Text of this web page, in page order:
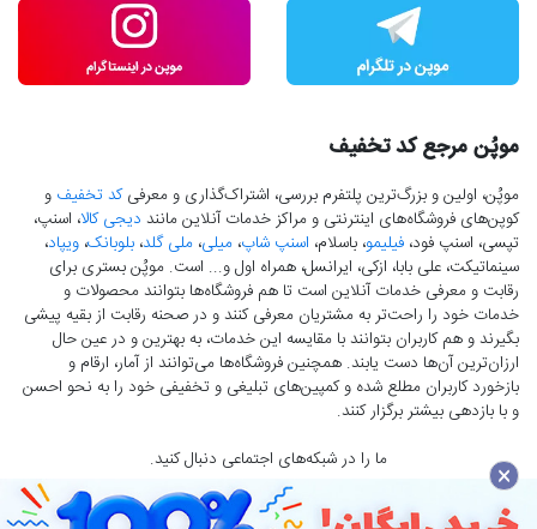
موپُن مرجع کد تخفیف
موپُن، اولین و بزرگ‌ترین پلتفرم بررسی، اشتراک‌گذاری و معرفیکد تخفیف و
کوپن‌های فروشگاه‌های اینترنتی و مراکز خدمات آنلاین مانند دیجی کالا، اسنپ،
تپسی، اسنپ فود، فیلیمو، باسلام، اسنپ شاپ، میلی، ملی گلد، بلوبانک، ویپاد،
سینماتیکت، علی بابا، ازکی، ایرانسل، همراه اول و... است. موپُن بستری برای
رقابت و معرفی خدمات آنلاین است تا هم فروشگاه‌ها بتوانند محصولات و
خدمات خود را راحت‌تر به مشتریان معرفی کنند و در صحنه رقابت از بقیه پیشی
بگیرند و هم کاربران بتوانند با مقایسه این خدمات، به بهترین و در عین حال
ارزان‌ترین آن‌ها دست‌ یابند. همچنین فروشگاه‌ها می‌توانند از آمار، ارقام و
بازخورد کاربران مطلع شده و کمپین‌های تبلیغی و تخفیفی خود را به نحو احسن
و با بازدهی بیشتر برگزار کنند.
ما را در شبکه‌های اجتماعی دنبال کنید.
×